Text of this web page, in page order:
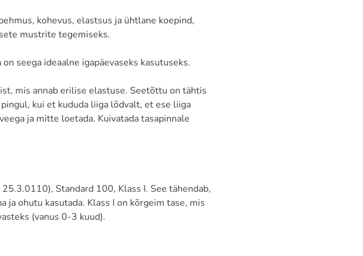
kohevus, elastsus ja ühtlane koepind,
mustrite tegemiseks.
seega ideaalne igapäevaseks kasutuseks.
mis annab erilise elastuse. Seetõttu on tähtis
kui et kududa liiga lõdvalt, et ese liiga
ja mitte loetada. Kuivatada tasapinnale
Standard 100, Klass I. See tähendab,
ohutu kasutada. Klass I on kõrgeim tase, mis
(vanus 0-3 kuud).